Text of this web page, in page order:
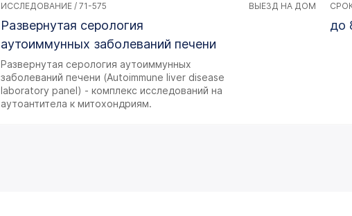
ИССЛЕДОВАНИЕ / 71-575
Развернутая серология
аутоиммунных заболеваний печени
Развернутая серология аутоиммунных
заболеваний печени (Autoimmune liver disease
laboratory panel) - комплекс исследований на
аутоантитела к митохондриям.
ВЫЕЗД НА ДОМ
до